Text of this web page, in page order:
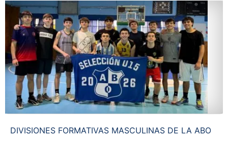
DIVISIONES FORMATIVAS MASCULINAS DE LA ABO